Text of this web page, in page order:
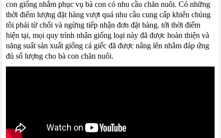
con giống nhằm phục vụ bà con có nhu cầu chăn nuôi. Có những
thời điểm lượng đặt hàng vượt quá nhu cầu cung cấp khiến chúng
tôi phải từ chối và ngừng tiếp nhận đơn đặt hàng. tới thời điểm
hiện tại, mọi quy trình nhân giống loại này đã được hoàn thiện và
năng suất sản xuất giống cá giếc đã được nâng lên nhằm đáp ứng
đủ số lượng cho bà con chăn nuôi.